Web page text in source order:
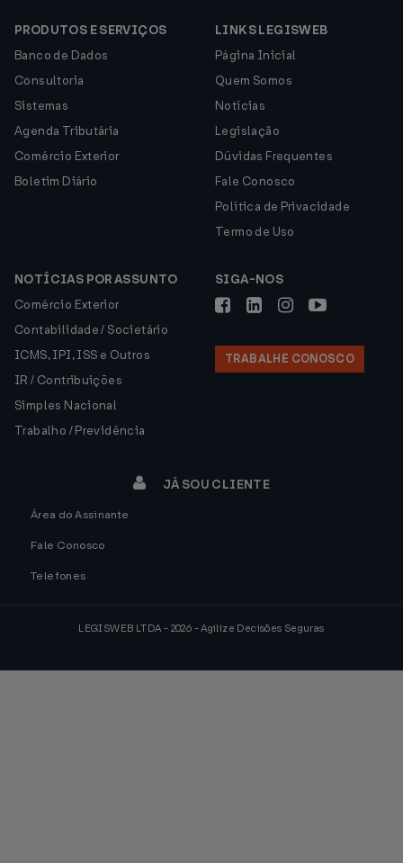
PRODUTOS E SERVIÇOS
Banco de Dados
Consultoria
Sistemas
Agenda Tributária
Comércio Exterior
Boletim Diário
LINKS LEGISWEB
Página Inicial
Quem Somos
Notícias
Legislação
Dúvidas Frequentes
Fale Conosco
Política de Privacidade
Termo de Uso
NOTÍCIAS POR ASSUNTO
Comércio Exterior
Contabilidade / Societário
ICMS, IPI, ISS e Outros
IR / Contribuições
Simples Nacional
Trabalho / Previdência
SIGA-NOS
TRABALHE CONOSCO
JÁ SOU CLIENTE
Área do Assinante
Fale Conosco
Telefones
LEGISWEB LTDA - 2026 - Agilize Decisões Seguras